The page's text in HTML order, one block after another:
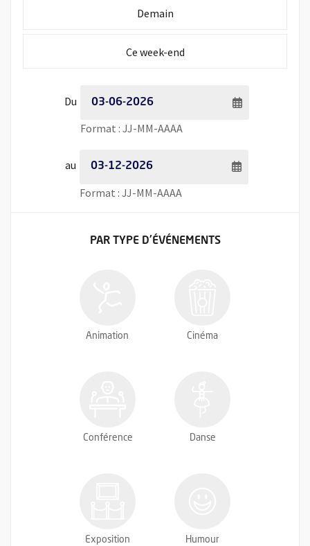
Initialiser la période de recherche à
Demain
Initialiser la période de recherche à
Ce week-end
Du Période de recherche - Date de début
Format : JJ-MM-AAAASaisie de date au format
au Période de recherche - Date de fin
Format : JJ-MM-AAAA
FILTRER LES ÉVÉNEMENTS
PAR TYPED'ÉVÉNEMENTS
Animation Cinéma
Conférence Danse
Exposition Humour